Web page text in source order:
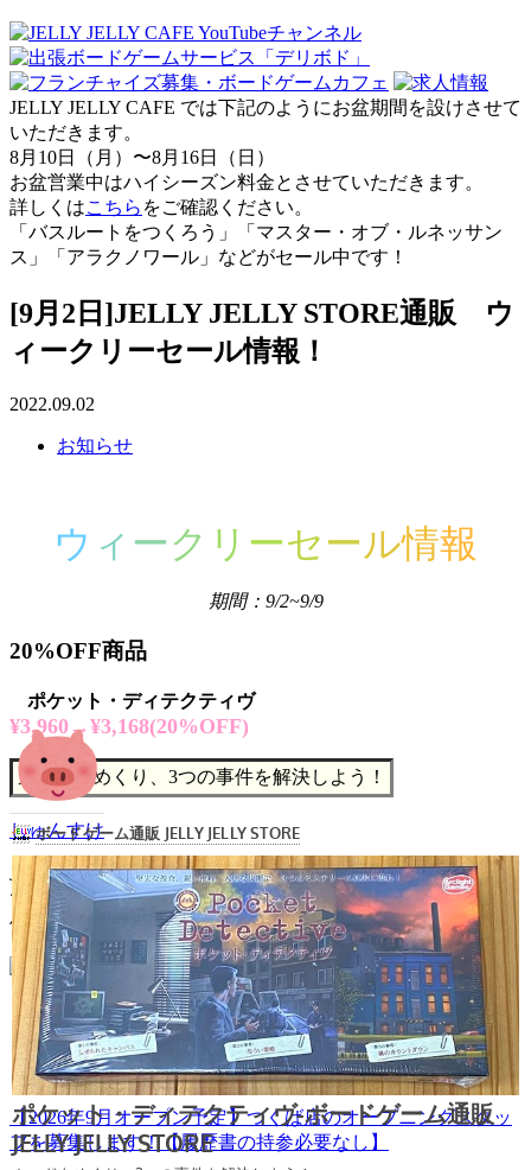
JELLY JELLY CAFE では下記のようにお盆期間を設けさせて
いただきます。
8月10日（月）〜8月16日（日）
お盆営業中はハイシーズン料金とさせていただきます。
詳しくはこちら をご確認ください。
「バスルートをつくろう」「マスター・オブ・ルネッサン
ス」「アラクノワール」などがセール中です！
[9月2日]JELLY JELLY STORE通販 ウ
ィークリーセール情報！
2022.09.02
お知らせ
ウ ィ ーク リ ーセール情報
期間：9/2~9/9
20%OFF商品
ポケット・ディテクティヴ
¥3,960→¥3,168(20%OFF)
カードをめくり、3つの事件を解決しよう！
しゅんすけ
JELLY JELLY CAFEの事務員。ポーカー、麻雀、将棋が好き
です。とにかく頑張ります。
他の執筆記事は
こちら
こんな記事もどうですか？
【2026年9月オープン予定】つくば店のオープニングスタッ
フを募集します！【履歴書の持参必要なし】